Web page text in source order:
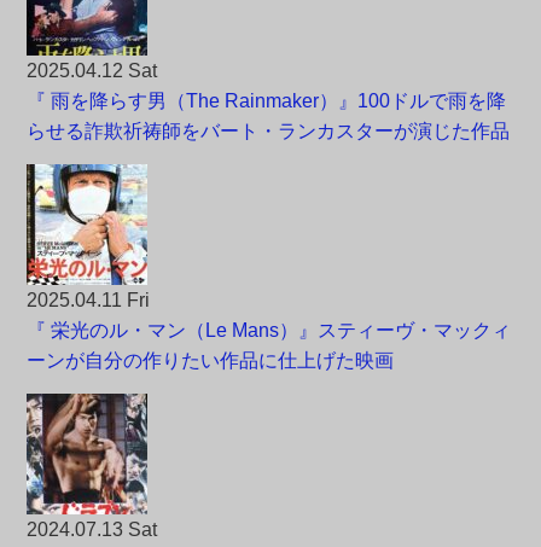
2025.04.12 Sat
『 雨を降らす男（The Rainmaker）』100ドルで雨を降
らせる詐欺祈祷師をバート・ランカスターが演じた作品
2025.04.11 Fri
『 栄光のル・マン（Le Mans）』スティーヴ・マックィ
ーンが自分の作りたい作品に仕上げた映画
2024.07.13 Sat